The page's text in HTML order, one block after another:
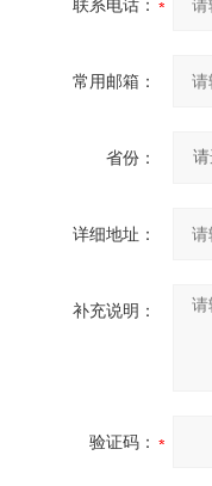
联系电话：
常用邮箱：
省份：
详细地址：
补充说明：
验证码：